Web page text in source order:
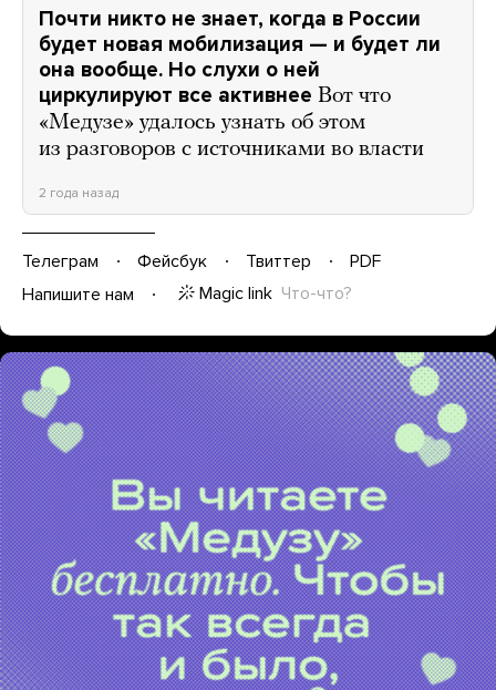
Почти никто не знает, когда в России
будет новая мобилизация — и будет ли
она вообще. Но слухи о ней
циркулируют все активнее Вот что
«Медузе» удалось узнать об этом
из разговоров с источниками во власти
2 года назад
Телеграм Фейсбук Твиттер
PDF
Напишите нам
Magic link Что-что?